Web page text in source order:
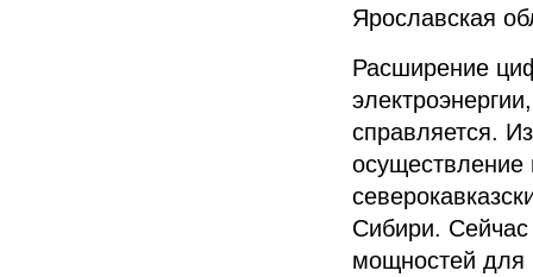
Ярославская
Расширение
справляется.
Сибири. Сейчас
мощностей для